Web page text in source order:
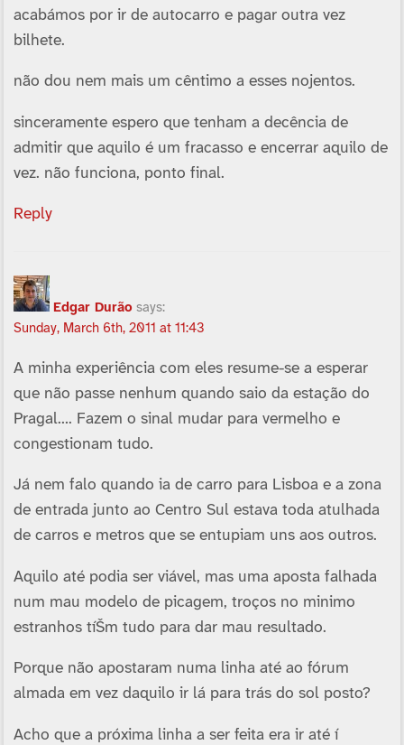
acabámos por ir de autocarro e pagar outra vez
bilhete.
não dou nem mais um cêntimo a esses nojentos.
sinceramente espero que tenham a decência de
admitir que aquilo é um fracasso e encerrar aquilo de
vez. não funciona, ponto final.
Reply
Edgar Durão says:
Sunday, March 6th, 2011 at 11:43
A minha experiência com eles resume-se a esperar
que não passe nenhum quando saio da estação do
Pragal…. Fazem o sinal mudar para vermelho e
congestionam tudo.
Já nem falo quando ia de carro para Lisboa e a zona
de entrada junto ao Centro Sul estava toda atulhada
de carros e metros que se entupiam uns aos outros.
Aquilo até podia ser viável, mas uma aposta falhada
num mau modelo de picagem, troços no minimo
estranhos tíŠm tudo para dar mau resultado.
Porque não apostaram numa linha até ao fórum
almada em vez daquilo ir lá para trás do sol posto?
Acho que a próxima linha a ser feita era ir até í